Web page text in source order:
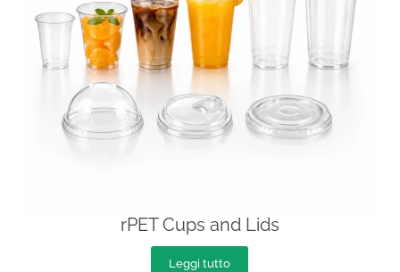
rPET Cups and Lids
Leggi tutto